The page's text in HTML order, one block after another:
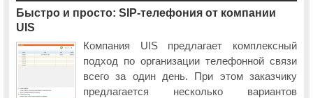
Cisco Connect 2014
Впервые в программу московской Cisco Connect включен поток
«Интернет вещей»
Еще одно новшество московской Cisco Connect: поток «Сервисная
поддержка Cisco»
Быстро и просто: SIP-телефония от компании
UIS
Компания UIS предлагает комплексный
подход по организации телефонной связи
всего за один день. При этом заказчику
предлагается несколько вариантов